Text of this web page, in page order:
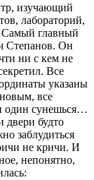
изучающий
лабораторий,
Самый главный
Степанов. Он
ни с кем не
Все
указаны
все
один сунешься…
двери будто
заблудиться
не кричи. И
непонятно,